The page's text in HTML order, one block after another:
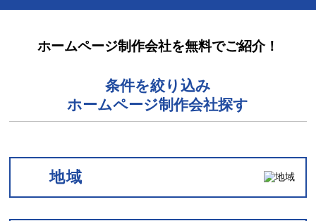
ホームページ制作会社を無料でご紹介！
条件を絞り込み
ホームページ制作会社探す
地域